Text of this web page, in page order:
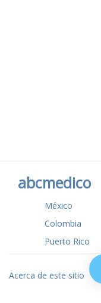
abcmedico
México
Colombia
Puerto Rico
Acerca de este sitio